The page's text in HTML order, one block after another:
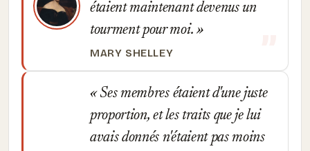
étaient maintenant devenus un
tourment pour moi.
MARY SHELLEY
Ses membres étaient d'une juste
proportion, et les traits que je lui
avais donnés n'étaient pas moins